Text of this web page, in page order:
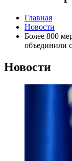
Главная
Новости
Более 800
объединили
Новости